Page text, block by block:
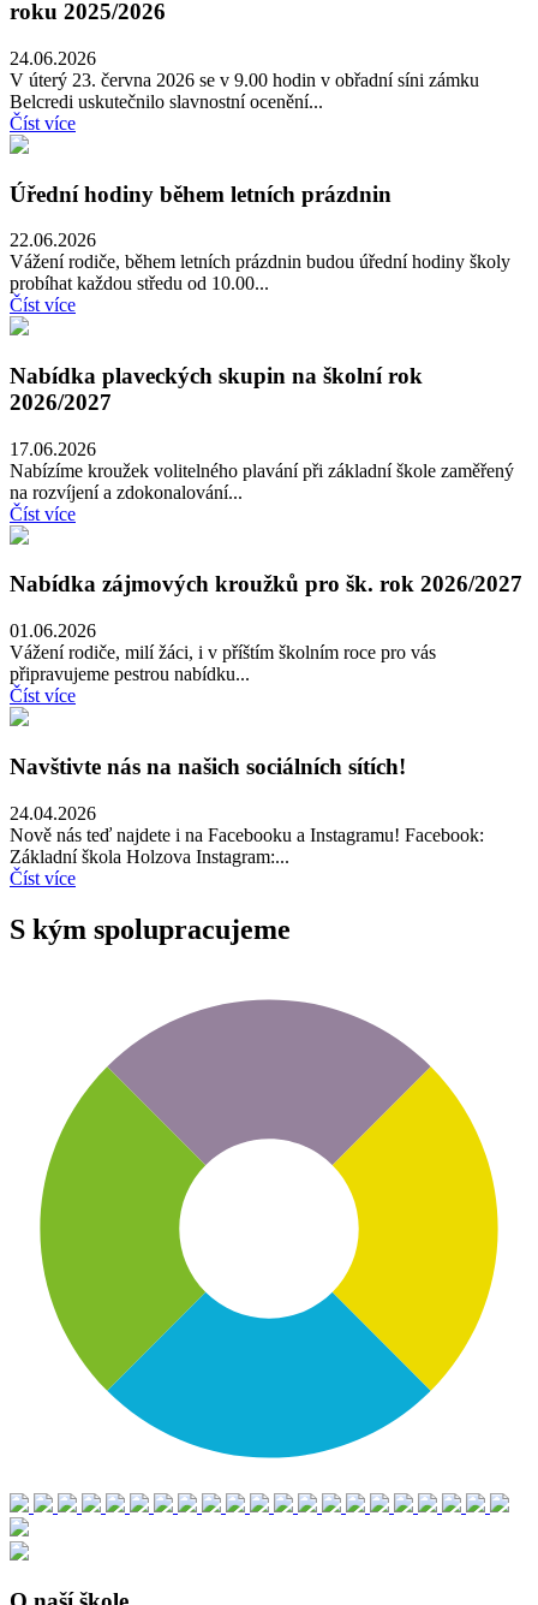
roku 2025/2026
24.06.2026
V úterý 23. června 2026 se v 9.00 hodin v obřadní síni zámku
Belcredi uskutečnilo slavnostní ocenění...
Číst více
Úřední hodiny během letních prázdnin
22.06.2026
Vážení rodiče, během letních prázdnin budou úřední hodiny školy
probíhat každou středu od 10.00...
Číst více
Nabídka plaveckých skupin na školní rok
2026/2027
17.06.2026
Nabízíme kroužek volitelného plavání při základní škole zaměřený
na rozvíjení a zdokonalování...
Číst více
Nabídka zájmových kroužků pro šk. rok 2026/2027
01.06.2026
Vážení rodiče, milí žáci, i v příštím školním roce pro vás
připravujeme pestrou nabídku...
Číst více
Navštivte nás na našich sociálních sítích!
24.04.2026
Nově nás teď najdete i na Facebooku a Instagramu! Facebook:
Základní škola Holzova Instagram:...
Číst více
S kým spolupracujeme